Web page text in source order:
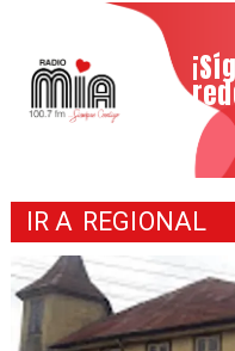
IR A REGIONAL